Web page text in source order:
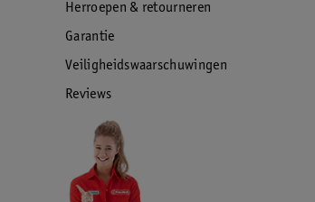
Herroepen & retourneren
Garantie
Veiligheidswaarschuwingen
Reviews